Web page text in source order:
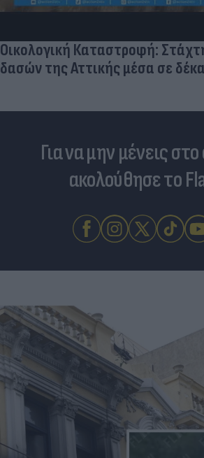
Οικολογική Καταστροφή:
δασών της Αττικής μέσα σε
Για να μην μένεις
ακολούθησε το